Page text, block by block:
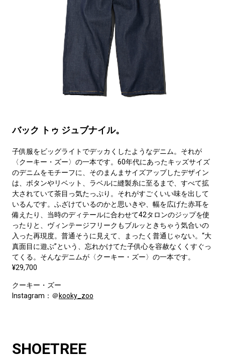
バック トゥ ジュブナイル。
子供服をビッグライトでデッカくしたようなデニム。それが
〈クーキー・ズー〉の一本です。60年代にあったキッズサイズ
のデニムをモチーフに、そのまんまサイズアップしたデザイン
は、ボタンやリベット、ラベルに縫製糸に至るまで、すべて拡
大されていて茶目っ気たっぷり。それがすごくいい味を出して
いるんです。ふざけているのかと思いきや、幅を広げた赤耳を
備えたり、当時のディテールに合わせて42タロンのジップを使
ったりと、ヴィンテージフリークもブルッときちゃう気合いの
入った再現度。普通そうに見えて、まったく普通じゃない。“大
真面目に遊ぶ”という、忘れかけてた子供心を容赦なくくすぐっ
てくる。そんなデニムが〈クーキー・ズー〉の一本です。
¥29,700
クーキー・ズー
Instagram：＠kooky_zoo
SHOETREE